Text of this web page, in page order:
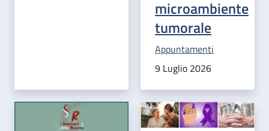
microambiente
tumorale
Categoria correlata:
Appuntamenti
9 Luglio 2026